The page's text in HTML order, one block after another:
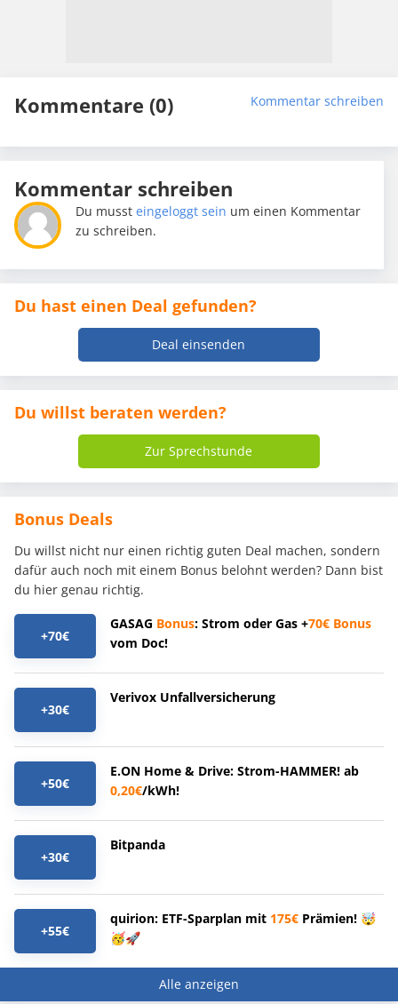
Kommentare (0) Kommentar schreiben
Kommentar schreiben
Du mussteingeloggt sein um einen Kommentar
zu schreiben.
Du hast einen Deal gefunden?
Deal einsenden
Du willst beraten werden?
Zur Sprechstunde
Bonus Deals
Du willst nicht nur einen richtig guten Deal machen, sondern
dafür auch noch mit einem Bonus belohnt werden? Dann bist
du hier genau richtig.
+70€
GASAG Bonus: Strom oder Gas +70€ Bonus
vom Doc!
+30€
Verivox Unfallversicherung
+50€
E.ON Home & Drive: Strom-HAMMER! ab
0,20€/kWh!
+30€
Bitpanda
+55€
quirion: ETF-Sparplan mit 175€ Prämien! 🤯
🥳🚀
Alle anzeigen